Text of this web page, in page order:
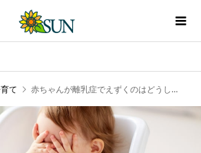
て 赤ちゃんが離乳症でえずくのはどうして？原因１０個と対処法を解説